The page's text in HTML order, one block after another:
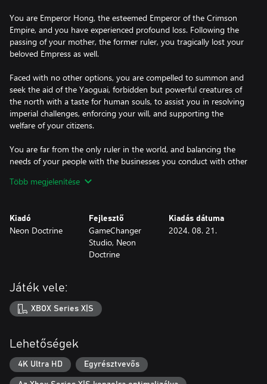
You are Emperor Hong, the esteemed Emperor of the Crimson
Empire, and you have experienced profound loss. Following the
passing of your mother, the former ruler, you tragically lost your
beloved Empress as well.
Faced with no other options, you are compelled to summon and
seek the aid of the Yaoguai, forbidden but powerful creatures of
the north with a taste for human souls, to assist you in resolving
imperial challenges, enforcing your will, and supporting the
welfare of your citizens.
You are far from the only ruler in the world, and balancing the
needs of your people with the businesses you conduct with other
Crimson Empire. However, once your land has hit the peak of its
your empire and sacrifice your people in a bid to resurrect your
beloved empress.
Több megjelenítése
Kiadó
Neon Doctrine
Fejlesztő
GameChanger
Studio, Neon
Doctrine
Kiadás dátuma
2024. 08. 21.
Játék vele:
XBOX Series X|S
Lehetőségek
4K Ultra HD Egyrésztvevős